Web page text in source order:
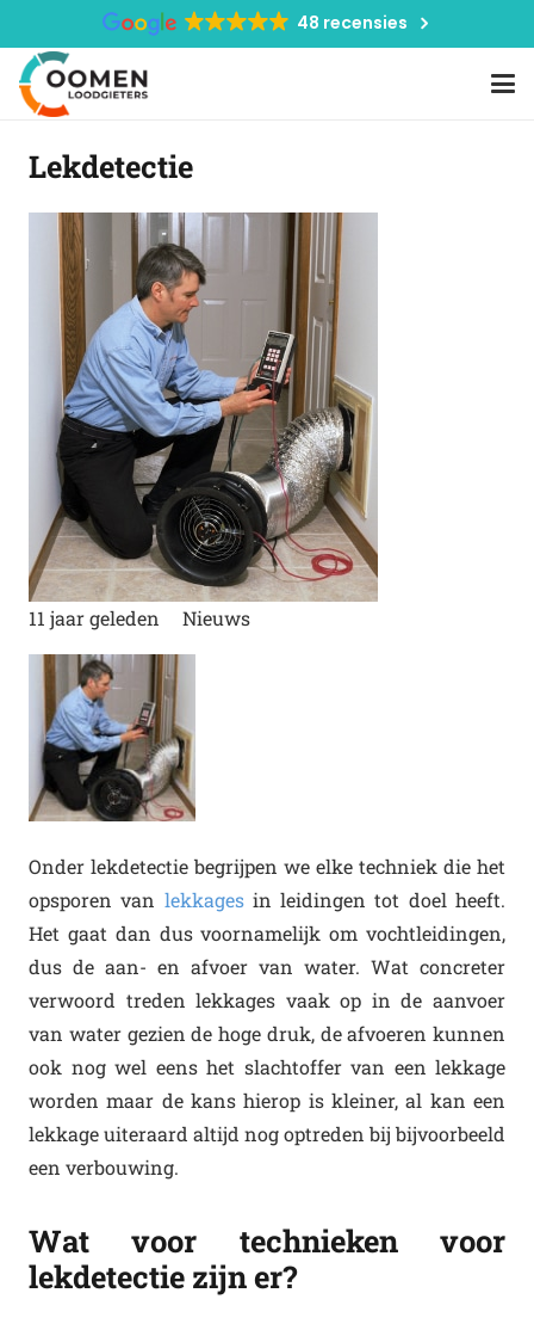
48 recensies
Lekdetectie
11 jaar geleden Nieuws
Onder lekdetectie begrijpen we elke techniek die het
opsporen van lekkagesin leidingen tot doel heeft.
Het gaat dan dus voornamelijk om vochtleidingen,
dus de aan- en afvoer van water. Wat concreter
verwoord treden lekkages vaak op in de aanvoer
van water gezien de hoge druk, de afvoeren kunnen
ook nog wel eens het slachtoffer van een lekkage
worden maar de kans hierop is kleiner, al kan een
lekkage uiteraard altijd nog optreden bij bijvoorbeeld
een verbouwing.
Wat voor technieken voor
lekdetectie zijn er?